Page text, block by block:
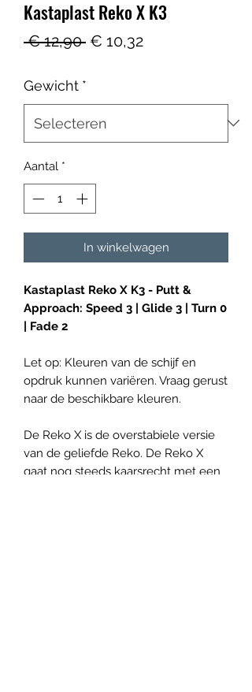
Kastaplast Reko X K3
€ 12,90 Normale
€ 10,32Verkoopprijs
Gewicht *
Aantal *
In winkelwagen
Kastaplast Reko X K3 - Putt &
Approach: Speed 3 | Glide 3 | Turn 0
| Fade 2
Let op: Kleuren van de schijf en
opdruk kunnen variëren. Vraag gerust
naar de beschikbare kleuren.
De Reko X is de overstabiele versie
van de geliefde Reko. De Reko X
gaat nog steeds kaarsrecht met een